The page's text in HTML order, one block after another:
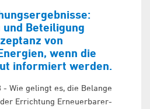
Beteiligung
von
wenn die
informiert werden.
- Wie gelingt es, die Belange
Errichtung Erneuerbarer-